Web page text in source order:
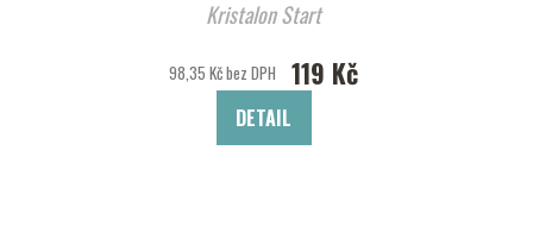
Kristalon Start
98,35 Kč bez DPH 119 Kč
DETAIL